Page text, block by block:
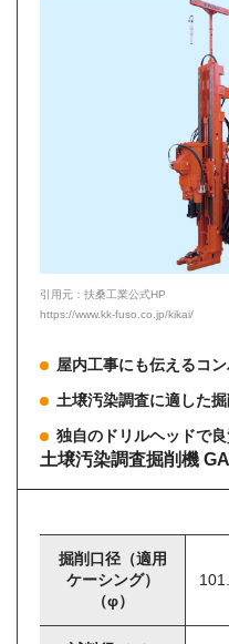
引用元：扶桑工業公式HP
https://www.kk-fuso.co.jp/kikai/
屋内工事にも伝えるコ
土壌汚染調査に適した
独自のドリルヘッドで
土壌汚染調査掘削機
掘削口径（適用
ケーシング）
（φ）